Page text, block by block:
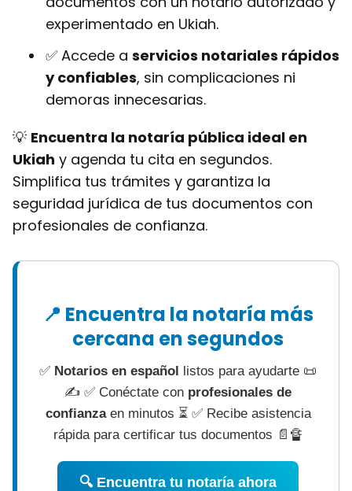
experimentado en Ukiah.
✅ Accede a servicios notariales rápidos
y confiables, sin complicaciones ni
demoras innecesarias.
💡 Encuentra la notaría pública ideal en
Ukiah y agenda tu cita en segundos.
Simplifica tus trámites y garantiza la
seguridad jurídica de tus documentos con
profesionales de confianza.
📍 Encuentra la notaría más
cercana en segundos
✅ Notarios en español listos para ayudarte 📜
✍ ✅ Conéctate con profesionales de
confianzaen minutos ⏳ ✅ Recibe asistencia
rápida para certificar tus documentos 📄🔏
🔍 Encuentra tu notaría ahora